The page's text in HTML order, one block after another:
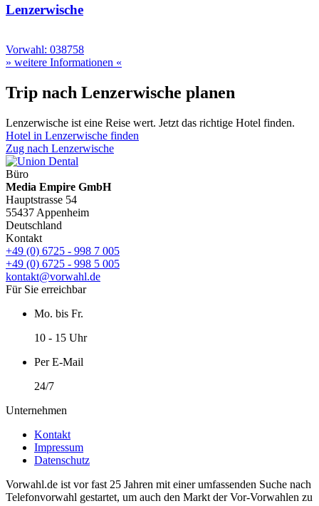
Lenzerwische
Vorwahl: 038758
» weitere Informationen «
Trip nach Lenzerwische planen
Lenzerwische ist eine Reise wert. Jetzt das richtige Hotel finden.
Hotel in Lenzerwische finden
Zug nach Lenzerwische
Büro
Media Empire GmbH
Hauptstrasse 54
55437 Appenheim
Deutschland
Kontakt
+49 (0) 6725 - 998 7 005
+49 (0) 6725 - 998 5 005
kontakt@vorwahl.de
Für Sie erreichbar
Mo. bis Fr.
10 - 15 Uhr
Per E-Mail
24/7
Unternehmen
Kontakt
Impressum
Datenschutz
Vorwahl.de ist vor fast 25 Jahren mit einer umfassenden Suche nach
Telefonvorwahl gestartet, um auch den Markt der Vor-Vorwahlen zu